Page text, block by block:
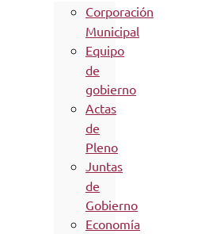
Corporación
Municipal
Equipo
de
gobierno
Actas
de
Pleno
Juntas
de
Gobierno
Economía